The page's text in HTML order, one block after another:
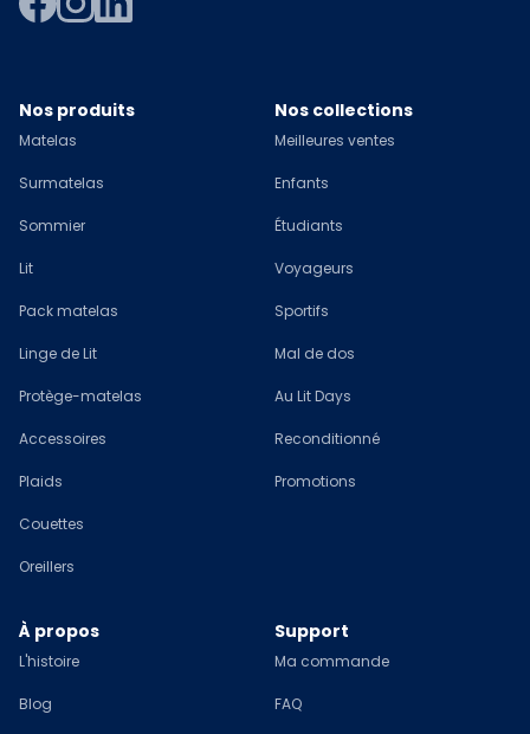
Nos produits
Matelas
Surmatelas
Sommier
Lit
Pack matelas
Linge de Lit
Protège-matelas
Accessoires
Plaids
Couettes
Oreillers
Nos collections
Meilleures ventes
Enfants
Étudiants
Voyageurs
Sportifs
Mal de dos
Au Lit Days
Reconditionné
Promotions
À propos
L'histoire
Blog
Support
Ma commande
FAQ